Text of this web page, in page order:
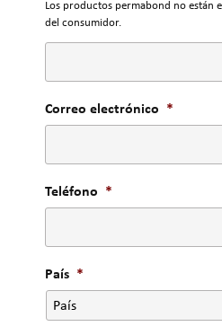
Los productos permabond no están
del consumidor.
Correo electrónico *
Teléfono *
País *